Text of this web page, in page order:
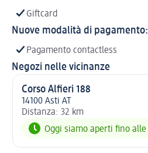
Giftcard
Nuove modalità di pagamento:
Pagamento contactless
Negozi nelle vicinanze
Corso Alfieri 188
14100 Asti AT
Distanza: 32 km
Oggi siamo aperti fino alle